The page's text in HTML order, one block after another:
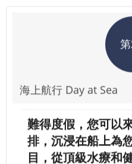
海上航行 Day at Sea
難得度假，您可以
排，沉浸在船上為
目，從頂級水療和